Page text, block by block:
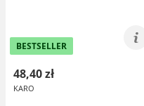
BESTSELLER
48,40 zł
KARO